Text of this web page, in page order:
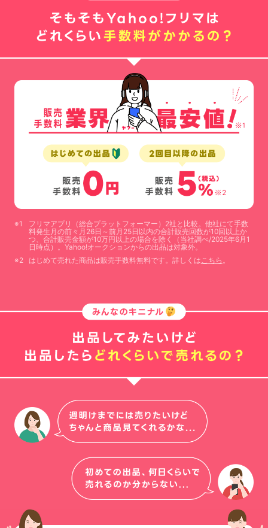
フリマアプリ（総合プラットフォーマー）2社と比較。他社にて手数
料発生月の前々月26日～前月25日以内の合計販売回数が10回以上か
つ、合計販売金額が10万円以上の場合を除く（当社調べ/2025年6月1
日時点）。Yahoo!オークションからの出品は対象外。
はじめて売れた商品は販売手数料無料です。詳しくはこちら 。